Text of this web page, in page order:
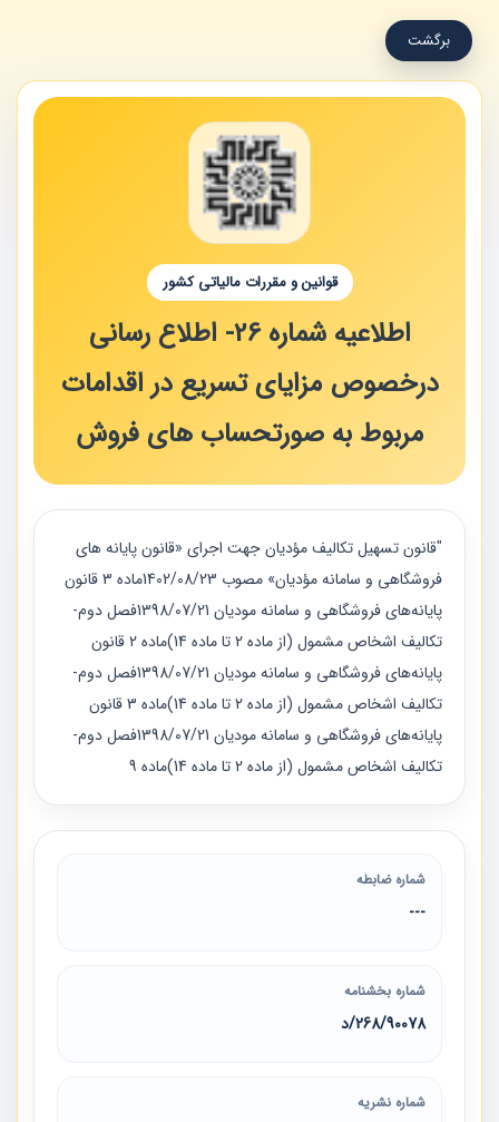
برگشت
قوانین و مقررات مالیاتی کشور
اطلاعیه شماره 26- اطلاع رسانی
درخصوص مزایای تسریع در اقدامات
مربوط به صورتحساب های فروش
"قانون تسهيل تكاليف مؤديان جهت اجرای «قانون پايانه های
فروشگاهی و سامانه مؤديان» مصوب 1402/08/23ماده 3 قانون
پایانه‌های فروشگاهی و سامانه مودیان 1398/07/21فصل دوم-
تکالیف اشخاص مشمول (از ماده 2 تا ماده 14)ماده 2 قانون
پایانه‌های فروشگاهی و سامانه مودیان 1398/07/21فصل دوم-
تکالیف اشخاص مشمول (از ماده 2 تا ماده 14)ماده 3 قانون
پایانه‌های فروشگاهی و سامانه مودیان 1398/07/21فصل دوم-
تکالیف اشخاص مشمول (از ماده 2 تا ماده 14)ماده 9
شماره ضابطه
---
شماره بخشنامه
268/90078/د
شماره نشریه